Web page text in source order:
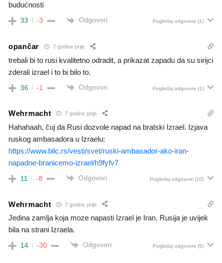
budućnosti
33 -3 Odgovori Pogledaj odgovore (1)
opančar 7 godine prije
trebali bi to rusi kvalitetno odradit, a prikazat zapadu da su sirijci
zderali izrael i to bi bilo to.
36 -1 Odgovori Pogledaj odgovore (1)
Wehrmacht 7 godine prije
Hahahaah, čuj da Rusi dozvole napad na bratski Izrael. Izjava
ruskog ambasadora u Izraelu:
https://www.blic.rs/vesti/svet/ruski-ambasador-ako-iran-
napadne-branicemo-izrael/h9fyfv7
11 -8 Odgovori Pogledaj odgovore (10)
Wehrmacht 7 godine prije
Jedina zamlja koja moze napasti Izrael je Iran. Rusija je uvijek
bila na strani Izraela.
14 -30 Odgovori Pogledaj odgovore (5)